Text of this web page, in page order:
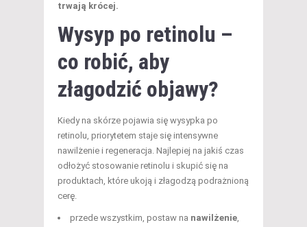
trwają krócej.
Wysyp po retinolu –
co robić, aby
złagodzić objawy?
Kiedy na skórze pojawia się wysypka po
retinolu, priorytetem staje się intensywne
nawilżenie i regeneracja. Najlepiej na jakiś czas
odłożyć stosowanie retinolu i skupić się na
produktach, które ukoją i złagodzą podrażnioną
cerę.
przede wszystkim, postaw na nawilżenie,